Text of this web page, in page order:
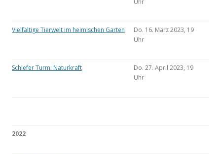
Uhr
Vielfältige Tierwelt im heimischen Garten
Do. 16. März 2023, 19
Uhr
Schiefer Turm: Naturkraft
Do. 27. April 2023, 19
Uhr
2022